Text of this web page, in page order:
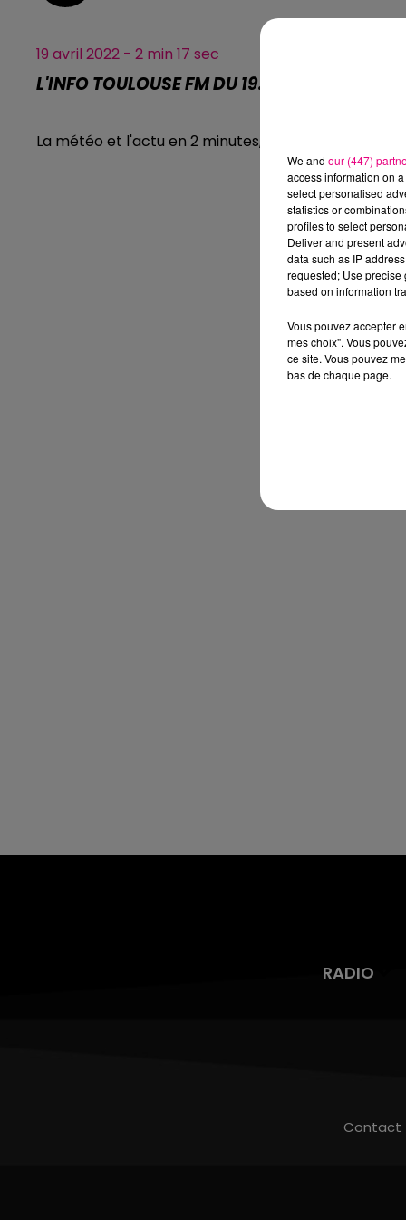
19 avril 2022 - 2 min 17 sec
L'INFO TOULOUSE FM DU 19.04.2022 À 09H02
La météo et l'actu en 2 minutes, l'info Toulouse FM.
RADIO
Contact
We and our (447)
access information on
select personalised
statistics or
profiles to select
Deliver and present
data such as IP
requested; Use precise
based on information
Vous pouvez accepter
mes choix". Vous
ce site. Vous pouvez
bas de chaque page.